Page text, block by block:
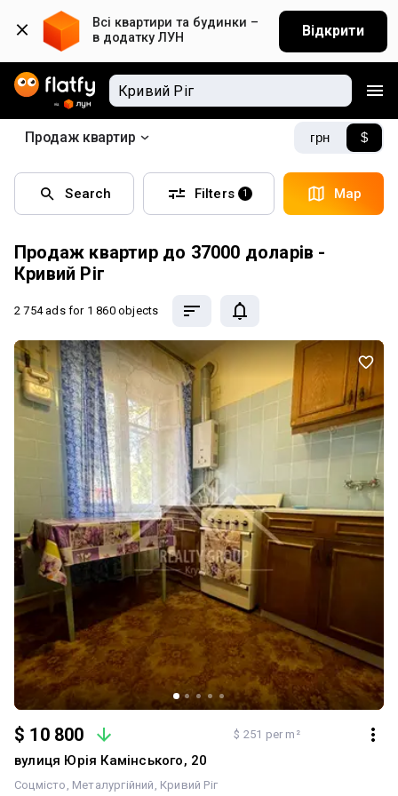
Всі квартири та будинки –
в додатку ЛУН
Відкрити
Продаж квартир грн $
Search Filters 1 Map
Продаж квартир до 37000 доларів -
Кривий Ріг
2 754 ads for 1 860 objects
$ 10 800 $ 251 per m²
вулиця Юрія Камінського, 20
Соцмісто Металургійний Кривий Ріг